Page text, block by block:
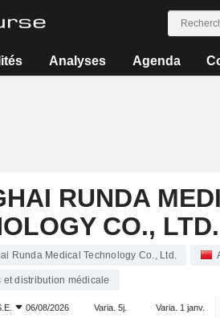
Analyses Agenda
RUNDA
CO., LTD.
Runda Medical Technology Co., Ltd.
et distribution médicale
06/08/2026 Varia. 5j. Varia. 1 janv.